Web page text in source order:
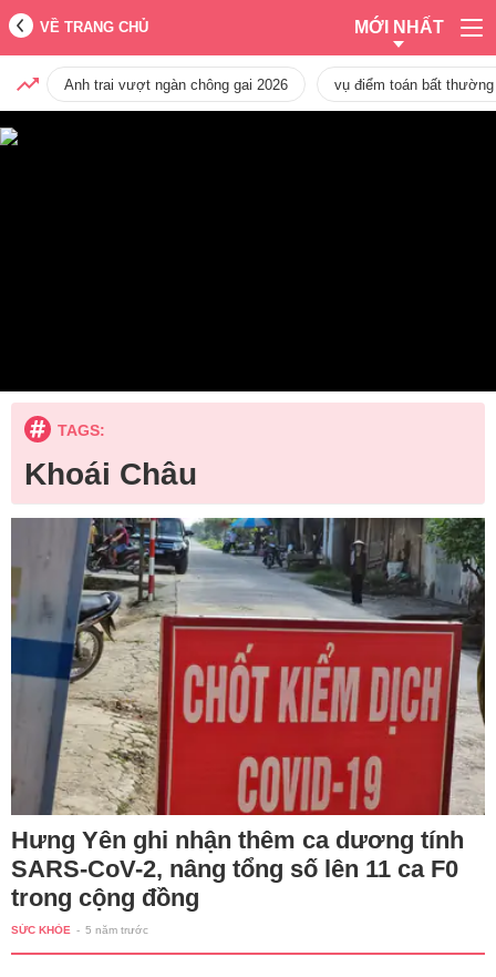
VỀ TRANG CHỦ MỚI NHẤT
Anh trai vượt ngàn chông gai 2026 vụ điểm toán bất
TAGS:
Khoái Châu
Hưng Yên ghi nhận thêm ca dương tính
SARS-CoV-2, nâng tổng số lên 11 ca F0
trong cộng đồng
SỨC KHỎE - 5 năm trước